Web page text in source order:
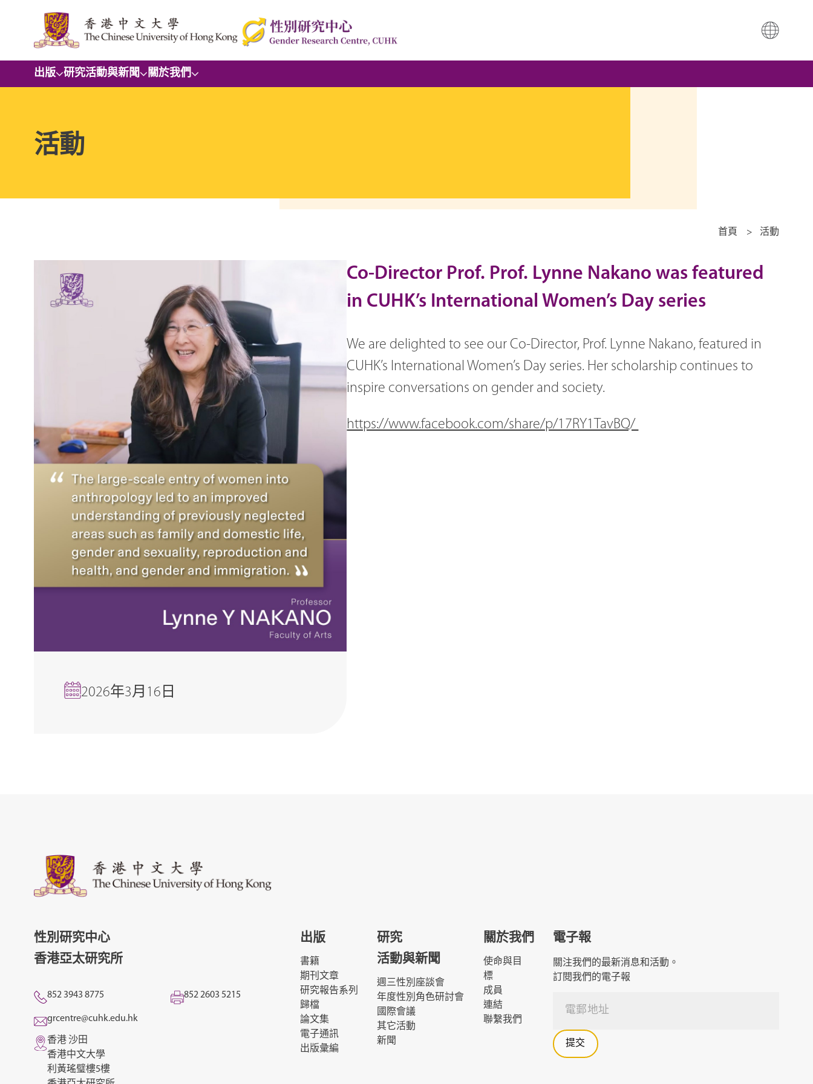
出版 研究活動與新聞 關於我們
活動
首頁 > 活動
2026年3月16日
Co-Director Prof. Prof. Lynne Nakano was featured
in CUHK’s International Women’s Day series
We are delighted to see our Co-Director, Prof. Lynne Nakano, featured in
CUHK’s International Women’s Day series. Her scholarship continues to
inspire conversations on gender and society.
https://www.facebook.com/share/p/17RY1TavBQ/
性別研究中心
香港亞太研究所
852 3943 8775 852 2603 5215
grcentre@cuhk.edu.hk
香港 沙田
香港中文大學
利黃瑤璧樓5樓
出版
書籍
期刊文章
研究報告系列
歸檔
論文集
電子通訊
出版彙編
研究
活動與新聞
週三性別座談會
年度性別角色研討會
國際會議
其它活動
新聞
關於我們
使命與目
標
成員
連結
聯繫我們
電子報
關注我們的最新消息和活動。
訂閱我們的電子報